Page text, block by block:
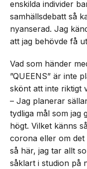
enskilda individer
samhällsdebatt så
nyanserad. Jag
att jag behövde få
Vad som händer
”QUEENS” är inte
skönt att inte riktigt
– Jag planerar
tydliga mål som jag
högt. Vilket känns
corona eller om
så här, jag tar allt
såklart i studion på